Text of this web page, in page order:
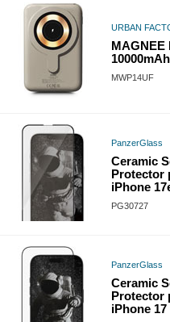
URBAN
MAGNEE
MWP14UF
PanzerGlass
Ceramic
Protector
iPhone
PG30727
PanzerGlass
Ceramic
Protector
iPhone 17